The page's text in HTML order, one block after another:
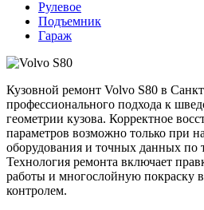
Рулевое
Подъемник
Гараж
Кузовной ремонт Volvo S80 в
профессионального подхода к
геометрии кузова. Корректное
параметров возможно только при
оборудования и точных данных по
Технология ремонта включает
работы и многослойную покраску
контролем.